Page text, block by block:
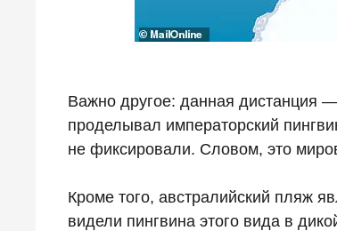
Важно другое: данная дистанция
проделывал императорский
не фиксировали. Словом, это
Кроме того, австралийский пляж
видели пингвина этого вида в